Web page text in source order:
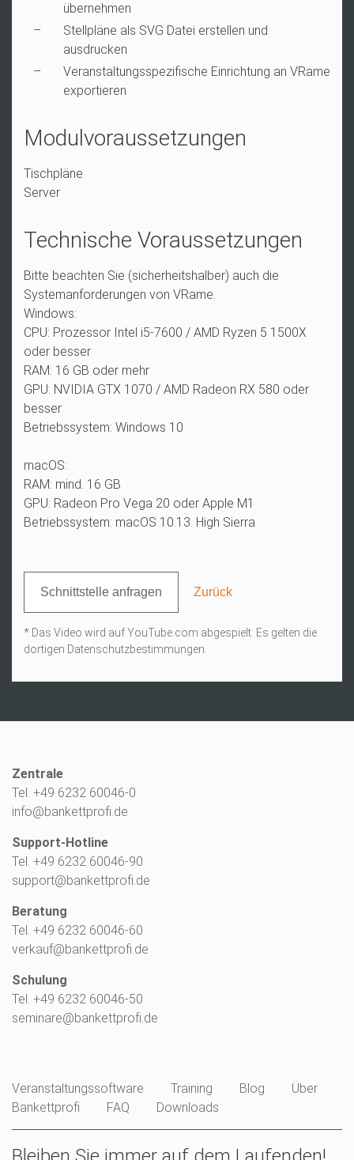
übernehmen
Stellpläne als SVG Datei erstellen und
ausdrucken
Veranstaltungsspezifische Einrichtung an VRame
exportieren
Modulvoraussetzungen
Tischpläne
Server
Technische Voraussetzungen
Bitte beachten Sie (sicherheitshalber) auch die
Systemanforderungen von VRame.
Windows:
CPU: Prozessor Intel i5-7600 / AMD Ryzen 5 1500X
oder besser
RAM: 16 GB oder mehr
GPU: NVIDIA GTX 1070 / AMD Radeon RX 580 oder
besser
Betriebssystem: Windows 10
macOS:
RAM: mind. 16 GB
GPU: Radeon Pro Vega 20 oder Apple M1
Betriebssystem: macOS 10.13. High Sierra
Schnittstelle anfragen Zurück
* Das Video wird auf YouTube.com abgespielt. Es gelten die
dortigen Datenschutzbestimmungen.
Zentrale
Tel. +49 6232 60046-0
info@bankettprofi.de
Support-Hotline
Tel. +49 6232 60046-90
support@bankettprofi.de
Beratung
Tel. +49 6232 60046-60
verkauf@bankettprofi.de
Schulung
Tel. +49 6232 60046-50
seminare@bankettprofi.de
Veranstaltungssoftware Training Blog
Über
Bankettprofi
FAQ Downloads